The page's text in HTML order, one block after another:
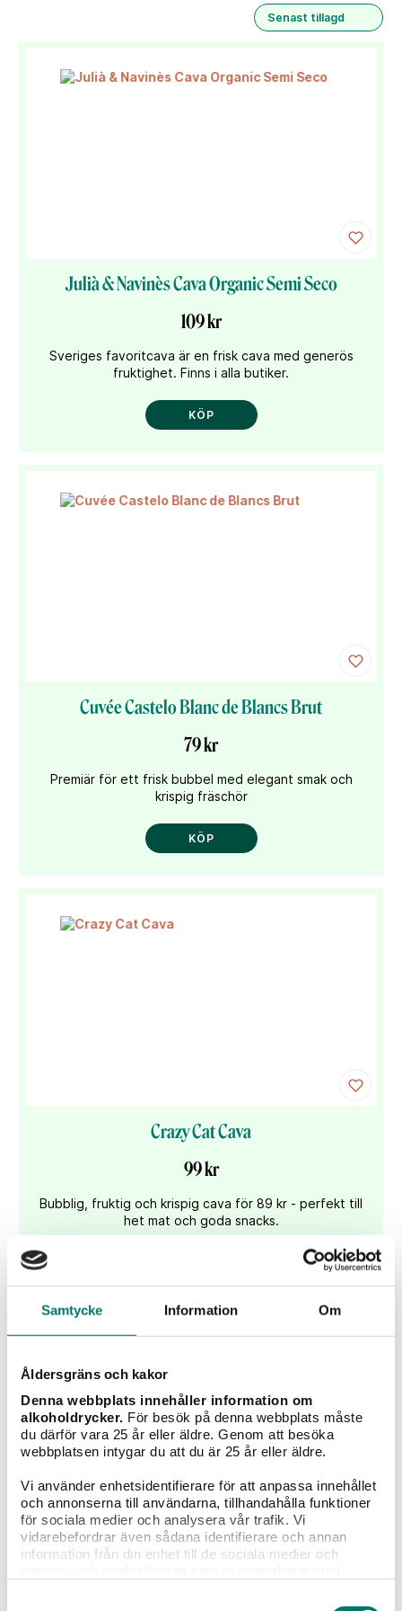
Samtycke Information Om
Åldersgräns och kakor
Denna webbplats innehåller information om
alkoholdrycker. För besök på denna webbplats måste
du därför vara 25 år eller äldre. Genom att besöka
webbplatsen intygar du att du är 25 år eller äldre.
Vi använder enhetsidentifierare för att anpassa innehållet
och annonserna till användarna, tillhandahålla funktioner
för sociala medier och analysera vår trafik. Vi
vidarebefordrar även sådana identifierare och annan
information från din enhet till de sociala medier och
information som du har tillhandahållit eller som de har
Senast tillagd
Julià & Navinès Cava Organic Semi Seco
109 kr
Sveriges favoritcava är en frisk cava med generös
fruktighet. Finns i alla butiker.
KÖP
Cuvée Castelo Blanc de Blancs Brut
79 kr
Premiär för ett frisk bubbel med elegant smak och
krispig fräschör
KÖP
Crazy Cat Cava
99 kr
Bubblig, fruktig och krispig cava för 89 kr - perfekt till
het mat och goda snacks.
Il Barone Cava